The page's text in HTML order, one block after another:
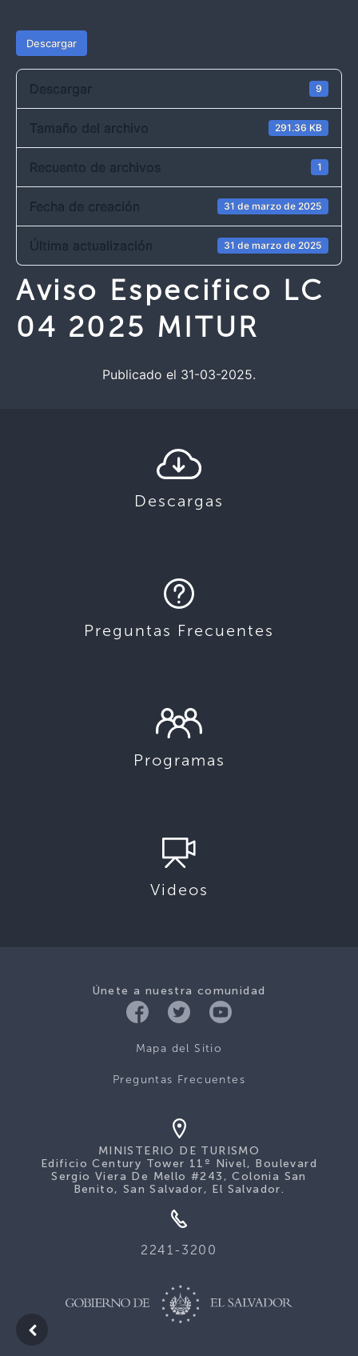
Descargar
Descargar 9
Tamaño del archivo 291.36 KB
Recuento de archivos 1
Fecha de creación 31 de marzo de 2025
Última actualización 31 de marzo de 2025
Aviso Especifico LC
04 2025 MITUR
Publicado el 31-03-2025.
Descargas
Preguntas Frecuentes
Programas
Videos
Únete a nuestra comunidad
Mapa del Sitio
Preguntas Frecuentes
MINISTERIO DE TURISMO
Edificio Century Tower 11º Nivel, Boulevard
Sergio Viera De Mello #243, Colonia San
Benito, San Salvador, El Salvador.
2241-3200